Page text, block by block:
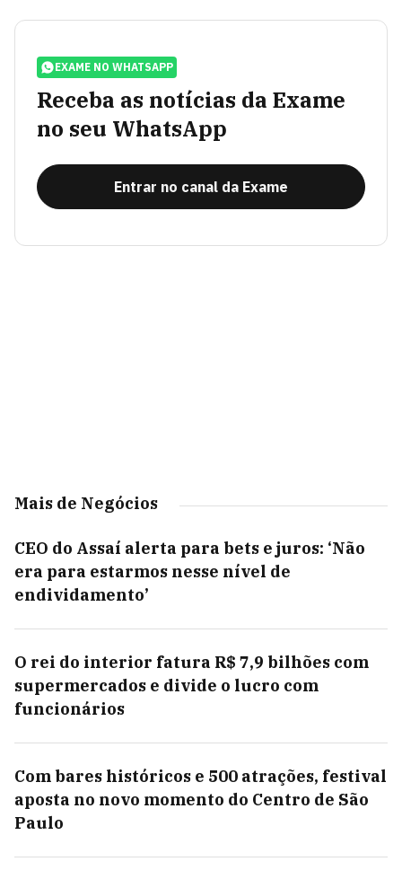
EXAME NO WHATSAPP
Receba as notícias da Exame
no seu WhatsApp
Entrar no canal da Exame
Mais de Negócios
CEO do Assaí alerta para bets e juros: ‘Não
era para estarmos nesse nível de
endividamento’
O rei do interior fatura R$ 7,9 bilhões com
supermercados e divide o lucro com
funcionários
Com bares históricos e 500 atrações, festival
aposta no novo momento do Centro de São
Paulo